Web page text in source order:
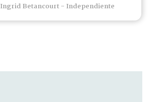
Ingrid Betancourt - Independiente